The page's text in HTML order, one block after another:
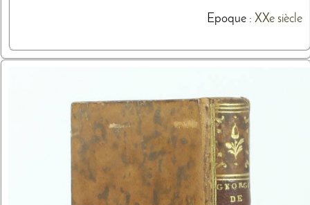
Epoque : XXe siècle